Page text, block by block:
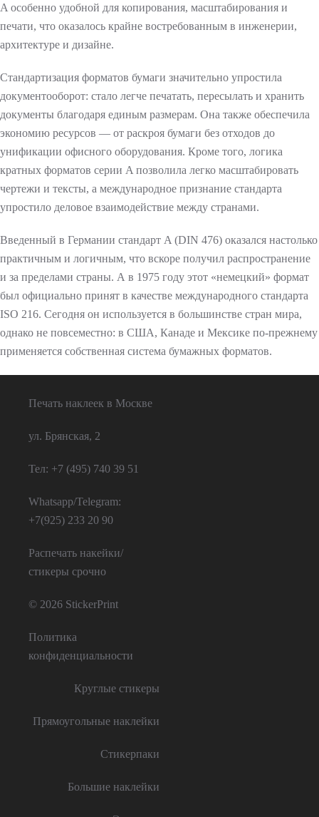
A особенно удобной для копирования, масштабирования и
печати, что оказалось крайне востребованным в инженерии,
архитектуре и дизайне.
Стандартизация форматов бумаги значительно упростила
документооборот: стало легче печатать, пересылать и хранить
документы благодаря единым размерам. Она также обеспечила
экономию ресурсов — от раскроя бумаги без отходов до
унификации офисного оборудования. Кроме того, логика
кратных форматов серии A позволила легко масштабировать
чертежи и тексты, а международное признание стандарта
упростило деловое взаимодействие между странами.
Введенный в Германии стандарт A (DIN 476) оказался настолько
практичным и логичным, что вскоре получил распространение
и за пределами страны. А в 1975 году этот «немецкий» формат
был официально принят в качестве международного стандарта
ISO 216. Сегодня он используется в большинстве стран мира,
однако не повсеместно: в США, Канаде и Мексике по-прежнему
применяется собственная система бумажных форматов.
Печать наклеек в Москве
ул. Брянская, 2
Тел: +7 (495) 740 39 51
Whatsapp/Telegram:
+7(925) 233 20 90
Распечать накейки/
стикеры срочно
© 2026 StickerPrint
Политика
конфиденциальности
Круглые стикеры
Прямоугольные наклейки
Стикерпаки
Большие наклейки